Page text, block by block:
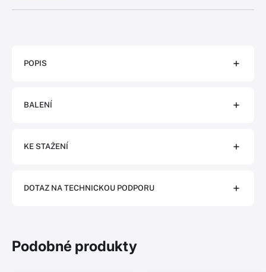
POPIS
BALENÍ
KE STAŽENÍ
DOTAZ NA TECHNICKOU PODPORU
Podobné produkty